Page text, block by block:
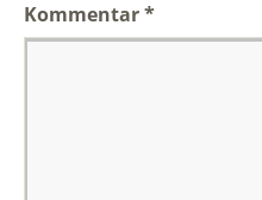
Kommentar*